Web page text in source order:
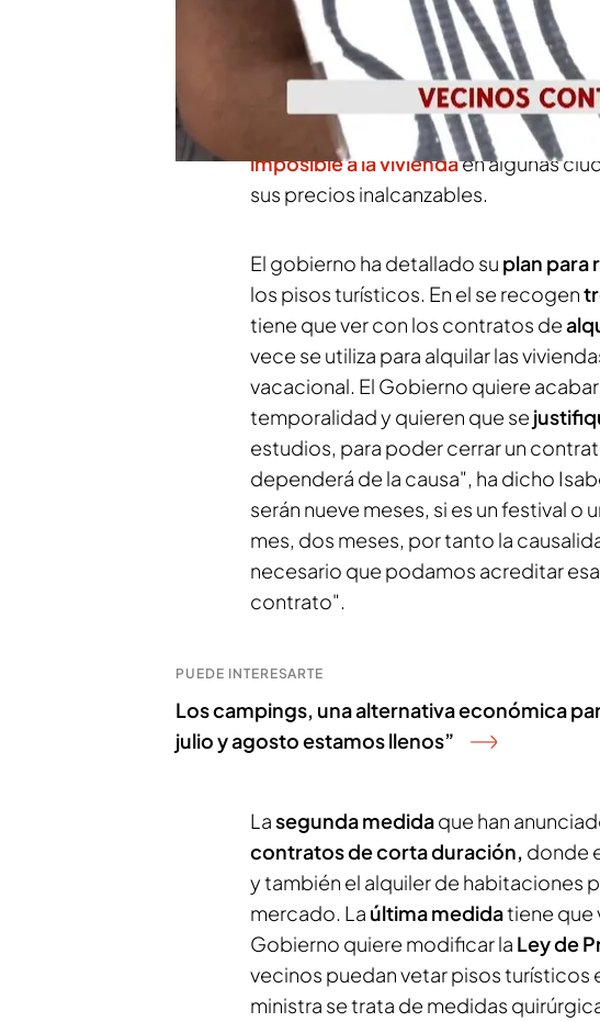
El Gobierno toma medidas contra los
turísticos. Según informa Carlota
Vivienda y Agenda Urbana, Isabel
regular este tipo de alquileres y tratar
imposible a la viviendaen algunas
sus precios inalcanzables.
El gobierno ha detallado su plan para
los pisos turísticos. En el se recogen
tiene que ver con los contratos de
vece se utiliza para alquilar las
vacacional. El Gobierno quiere
temporalidad y quieren que se
estudios, para poder cerrar un
dependerá de la causa", ha dicho
serán nueve meses, si es un festival
mes, dos meses, por tanto la
necesario que podamos acreditar
contrato".
PUEDE INTERESARTE
Los campings, una alternativa económica
julio y agosto estamos llenos”
Lasegunda medidaque han
contratos de corta duración, donde
y también el alquiler de habitaciones
mercado. La última medidatiene que
Gobierno quiere modificar la Ley de
vecinos puedan vetar pisos turísticos
ministra se trata de medidas